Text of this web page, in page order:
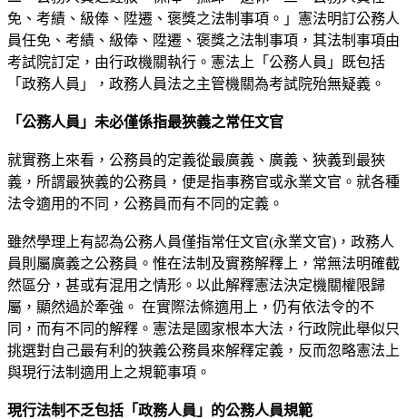
免、考績、級俸、陞遷、褒獎之法制事項。」憲法明訂公務人
員任免、考績、級俸、陞遷、褒獎之法制事項，其法制事項由
考試院訂定，由行政機關執行。憲法上「公務人員」既包括
「政務人員」，政務人員法之主管機關為考試院殆無疑義。
「公務人員」未必僅係指最狹義之常任文官
就實務上來看，公務員的定義從最廣義、廣義、狹義到最狹
義，所謂最狹義的公務員，便是指事務官或永業文官。就各種
法令適用的不同，公務員而有不同的定義。
雖然學理上有認為公務人員僅指常任文官(永業文官)，政務人
員則屬廣義之公務員。惟在法制及實務解釋上，常無法明確截
然區分，甚或有混用之情形。以此解釋憲法決定機關權限歸
屬，顯然過於牽強。 在實際法條適用上，仍有依法令的不
同，而有不同的解釋。憲法是國家根本大法，行政院此舉似只
挑選對自己最有利的狹義公務員來解釋定義，反而忽略憲法上
與現行法制適用上之規範事項。
現行法制不乏包括「政務人員」的公務人員規範